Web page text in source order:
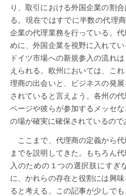
り、取引における外国企業の割
る。現在ではすでに半数の代理
企業の代理業務を行っている。
めに、外国企業を視野に入れて
ドイツ市場への新規参入の流れ
えられる。欧州においては、こ
理商の出会いと、ビジネスの発
されていると言えよう。各州の
ページや彼らが参加するメッセ
の場が確実に確保されているので
ここまで、代理商の定義から
までを説明してきた。もちろん
入のための１つの選択肢にすぎ
に、かれらの存在と役割には興
ると考える。この記事が少しで